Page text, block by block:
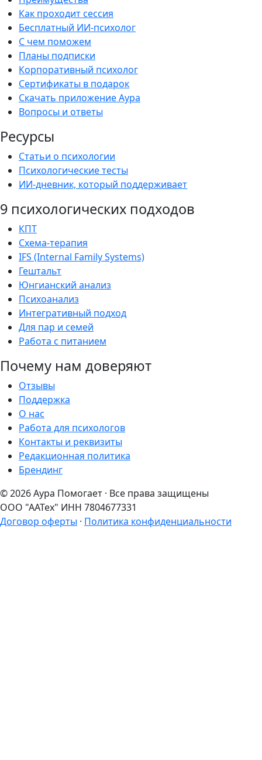
Как проходит сессия
Бесплатный ИИ-психолог
С чем поможем
Планы подписки
Корпоративный психолог
Сертификаты в подарок
Скачать приложение Аура
Вопросы и ответы
Ресурсы
Статьи о психологии
Психологические тесты
ИИ-дневник, который поддерживает
9 психологических подходов
КПТ
Схема-терапия
IFS (Internal Family Systems)
Гештальт
Юнгианский анализ
Психоанализ
Интегративный подход
Для пар и семей
Работа с питанием
Почему нам доверяют
Отзывы
Поддержка
О нас
Работа для психологов
Контакты и реквизиты
Редакционная политика
Брендинг
© 2026 Аура Помогает · Все права защищены
ООО "ААТех" ИНН 7804677331
Договор оферты · Политика конфиденциальности